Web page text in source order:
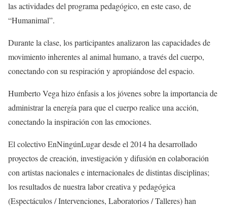
las actividades del programa pedagógico, en este caso, de
“Humanimal”.
Durante la clase, los participantes analizaron lascapacidades de
movimiento inherentes al animal humano, a través del cuerpo,
conectando con su respiración y apropiándose del espacio.
Humberto Vega hizo énfasis a los jóvenes sobre la importancia de
administrar la energía para que el cuerpo realice una acción,
conectando la inspiración con las emociones.
El colectivoEnNingúnLugardesde el 2014 ha desarrollado
proyectos de creación, investigación y difusión en colaboración
con artistas nacionales e internacionales de distintas disciplinas;
los resultados de nuestra labor creativa y pedagógica
(Espectáculos / Intervenciones, Laboratorios / Talleres) han